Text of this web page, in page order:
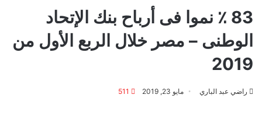
83 ٪ نموا فى أرباح بنك الإتحاد
الوطنى – مصر خلال الربع الأول من
2019
راضي عبد الباري مايو 23, 2019 511